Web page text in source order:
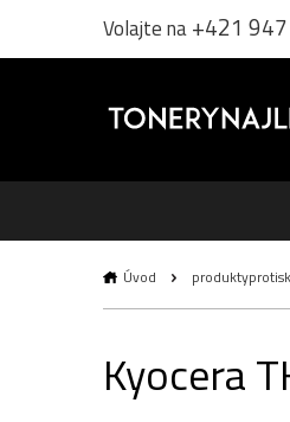
Volajte na+421
Úvod
Kyocera